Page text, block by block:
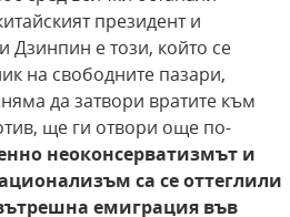
президент и
Дзинпин е този, който се
на свободните пазари,
да затвори вратите към
ще ги отвори още по-
неоконсерватизмът и
са се оттеглили
емиграция във